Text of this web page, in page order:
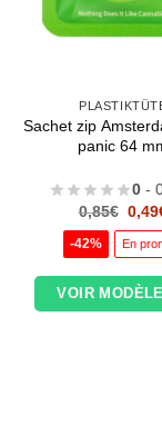
Sachet zip
panic 64
0 -
0,85€ Le
prix
initial
était
0,49
-42% En
VOIR